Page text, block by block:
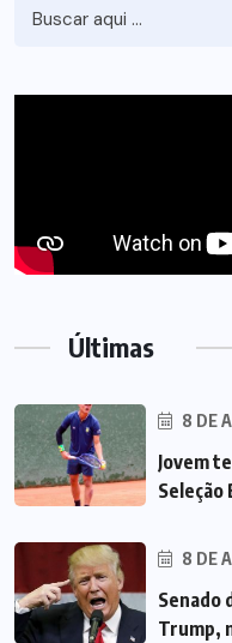
Últimas
8 DE
Jovem
Seleção
8 DE
Senado
Trump,